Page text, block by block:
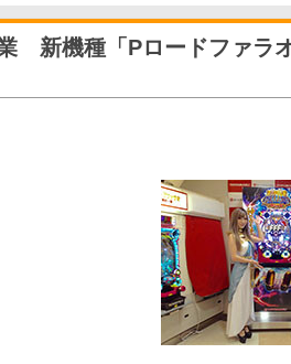
新機種「Pロードファラ